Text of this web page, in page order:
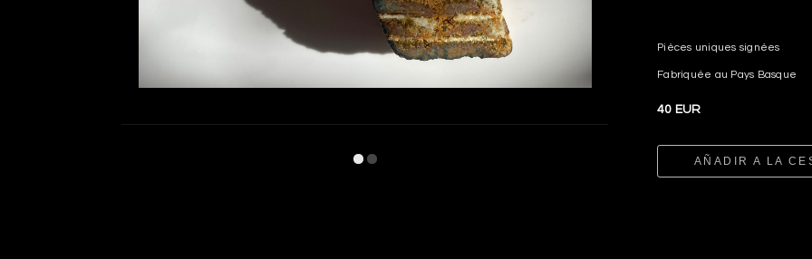
Pièces uniques signées
Fabriquée au Pays Basque
40 EUR
AÑADIR A LA